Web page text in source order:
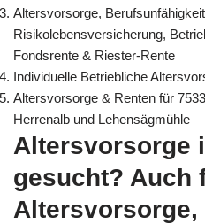
Altersvorsorge,
Risikolebensversicherung,
Fondsrente & Riester-Rente
Individuelle Betriebliche
Altersvorsorge & Renten für
Herrenalb und Lehensägmühle
Altersvorsorge
gesucht? Auch
Altersvorsorge,